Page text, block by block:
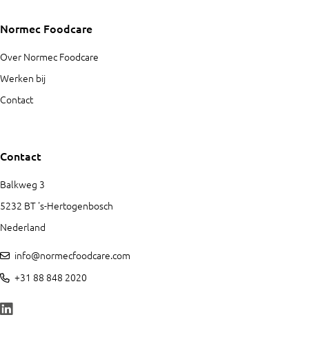
Normec Foodcare
Over Normec Foodcare
Werken bij
Contact
Contact
Balkweg 3
5232 BT 's-Hertogenbosch
Nederland
info@normecfoodcare.com
+31 88 848 2020